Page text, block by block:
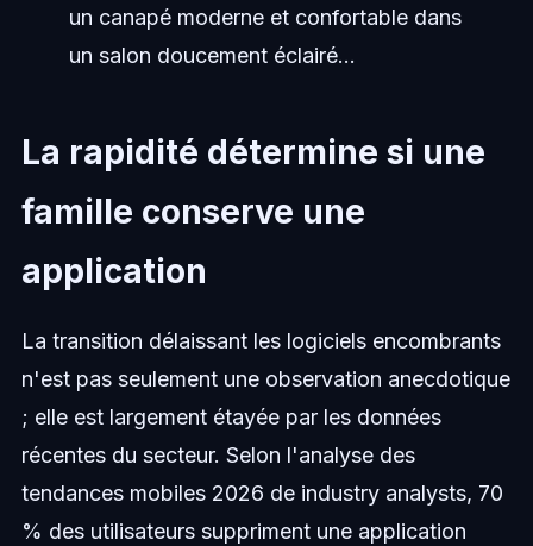
un canapé moderne et confortable dans
un salon doucement éclairé...
La rapidité détermine si une
famille conserve une
application
La transition délaissant les logiciels encombrants
n'est pas seulement une observation anecdotique
; elle est largement étayée par les données
récentes du secteur. Selon l'analyse des
tendances mobiles 2026 de industry analysts, 70
% des utilisateurs suppriment une application